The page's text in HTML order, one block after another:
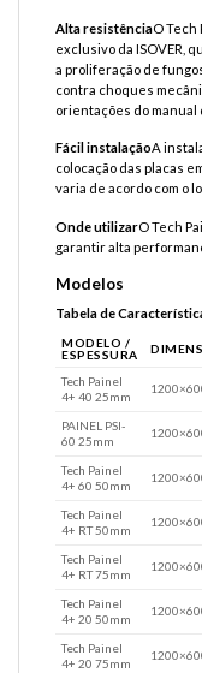
Alta resistênciaO Tech
exclusivo da ISOVER,
a proliferação de
contra choques
orientações do manual
Fácil instalaçãoA
colocação das placas
varia de acordo com o
Onde utilizarO Tech
garantir alta
Modelos
Tabela de
MODELO /
ESPESSURA
Tech Painel
4+ 40 25mm
PAINEL PSI-
60 25mm
Tech Painel
4+ 60 50mm
Tech Painel
4+ RT 50mm
Tech Painel
4+ RT 75mm
Tech Painel
4+ 20 50mm
Tech Painel
4+ 20 75mm